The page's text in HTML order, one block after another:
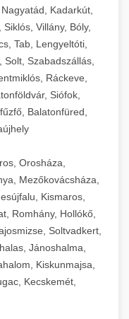
Kadarkút,
Villány, Bóly,
Tab, Lengyeltóti,
Szabadszállás,
Ráckeve,
Siófok,
Balatonfüred,
Orosháza,
Mezőkovácsháza,
Kismaros,
Romhány, Hollókő,
Soltvadkert,
Jánoshalma,
Kiskunmajsa,
Kecskemét,